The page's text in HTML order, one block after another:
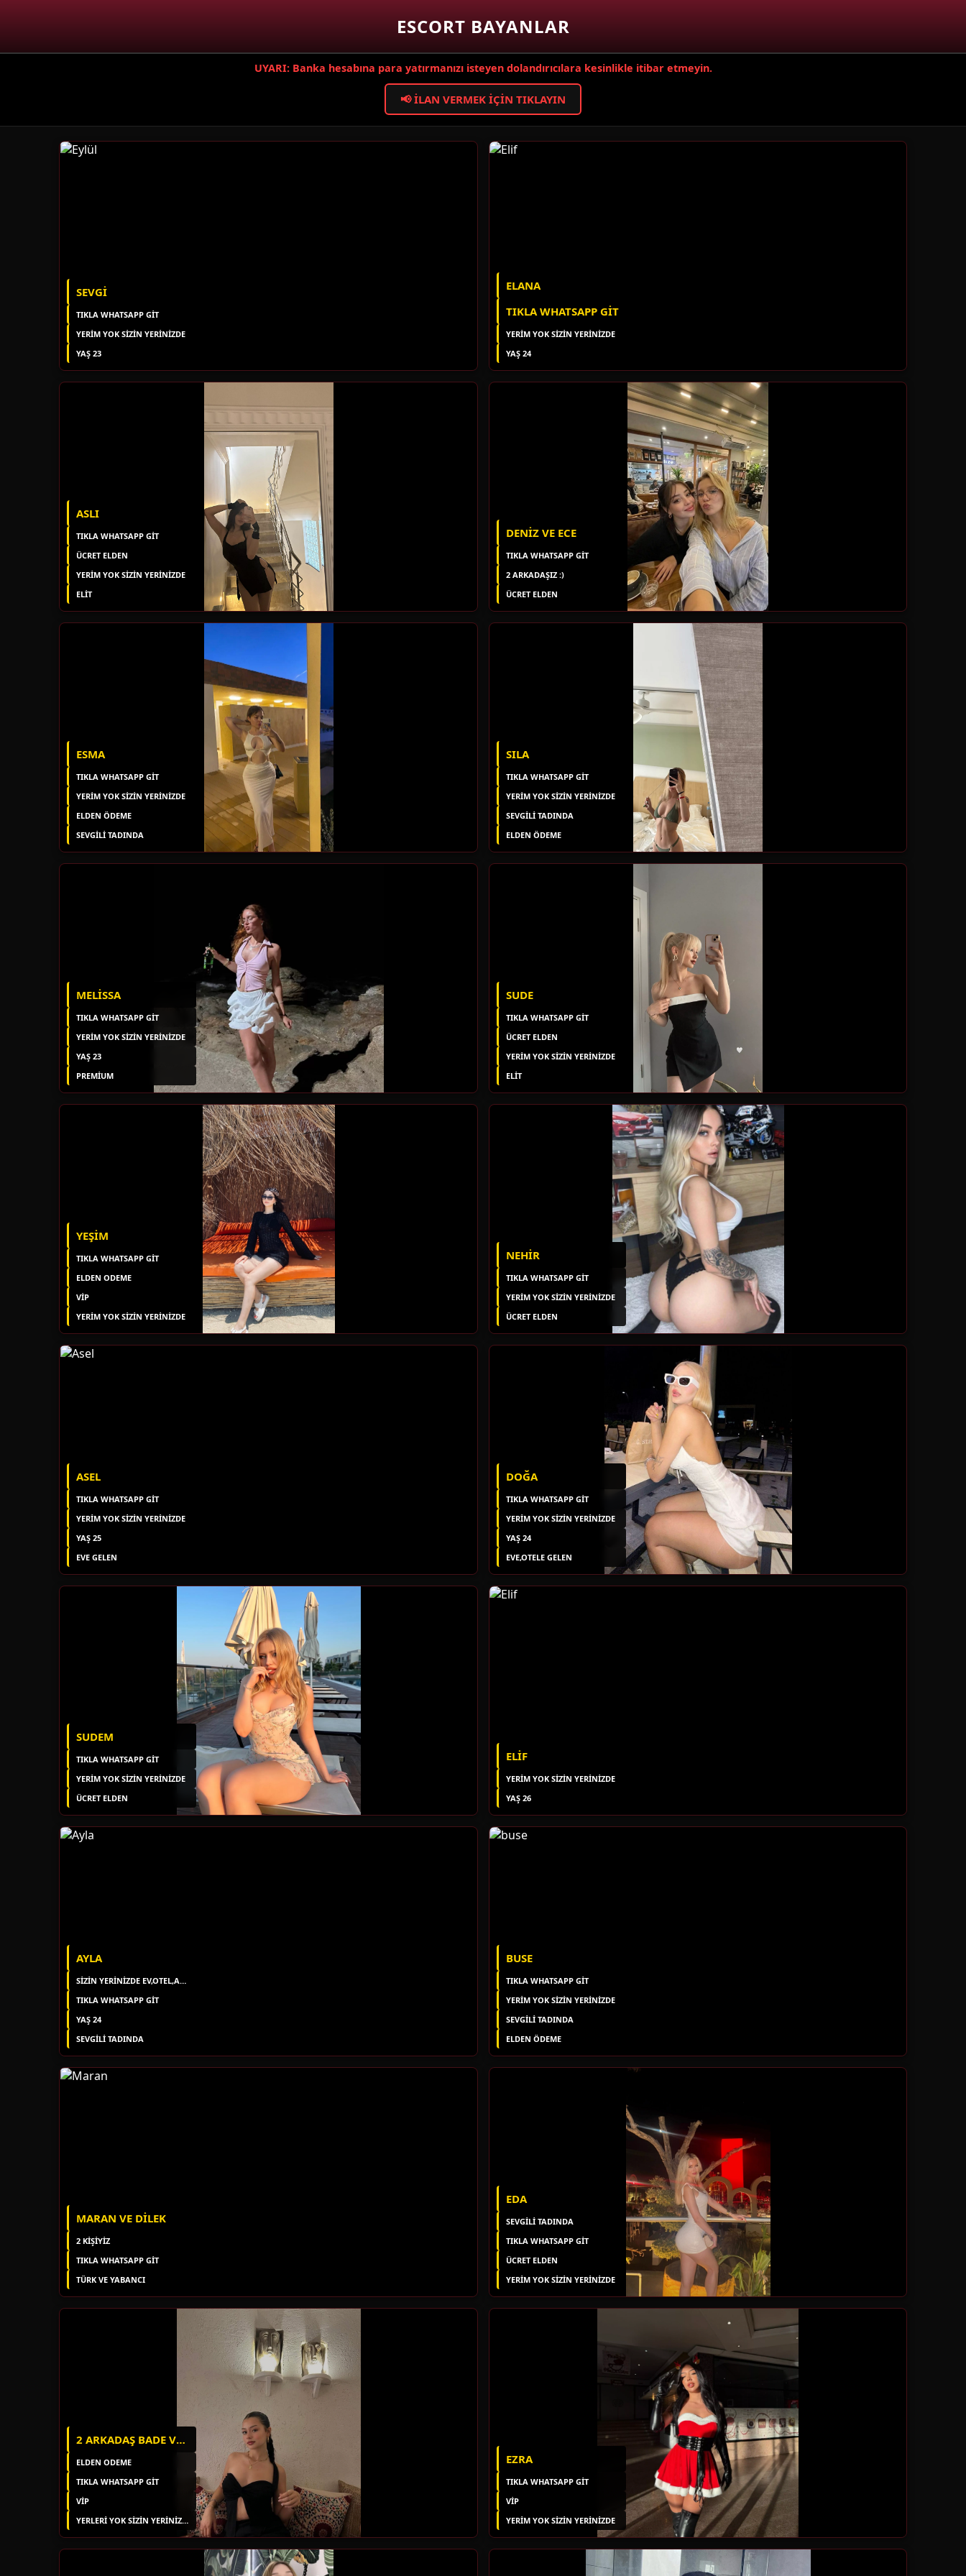
ESCORT BAYANLAR
UYARI: Banka hesabına para yatırmanızı isteyen dolandırıcılara kesinlikle itibar etmeyin.
📢 İLAN VERMEK İÇIN TIKLAYIN
SEVGI
TIKLA WHATSAPP GİT
YERIM YOK SIZIN YERINIZDE
YAŞ 23
ELANA
TIKLA WHATSAPP GIT
YERIM YOK SIZIN YERINIZDE
YAŞ 24
ASLI
TIKLA WHATSAPP GİT
ÜCRET ELDEN
YERIM YOK SIZIN YERINIZDE
ELIT
DENIZ VE ECE
TIKLA WHATSAPP GİT
2 ARKADAŞIZ :)
ÜCRET ELDEN
ESMA
TIKLA WHATSAPP GİT
YERIM YOK SIZIN YERINIZDE
ELDEN ÖDEME
SEVGILI TADINDA
SILA
TIKLA WHATSAPP GİT
YERIM YOK SIZIN YERINIZDE
SEVGİLİ TADINDA
ELDEN ÖDEME
MELISSA
TIKLA WHATSAPP GİT
YERIM YOK SIZIN YERINIZDE
YAŞ 23
PREMIUM
SUDE
TIKLA WHATSAPP GİT
ÜCRET ELDEN
YERIM YOK SIZIN YERINIZDE
ELIT
YEŞIM
TIKLA WHATSAPP GİT
ELDEN ODEME
VİP
YERIM YOK SIZIN YERINIZDE
NEHIR
TIKLA WHATSAPP GİT
YERIM YOK SIZIN YERINIZDE
ÜCRET ELDEN
ASEL
TIKLA WHATSAPP GİT
YERIM YOK SIZIN YERINIZDE
YAŞ 25
EVE GELEN
DOĞA
TIKLA WHATSAPP GİT
YERIM YOK SIZIN YERINIZDE
YAŞ 24
EVE,OTELE GELEN
SUDEM
TIKLA WHATSAPP GİT
YERIM YOK SIZIN YERINIZDE
ÜCRET ELDEN
ELIF
YERIM YOK SIZIN YERINIZDE
YAŞ 26
AYLA
SIZIN YERINIZDE EV,OTEL,APART
TIKLA WHATSAPP GİT
YAŞ 24
SEVGILI TADINDA
BUSE
TIKLA WHATSAPP GİT
YERIM YOK SIZIN YERINIZDE
SEVGİLİ TADINDA
ELDEN ÖDEME
MARAN VE DILEK
2 KIŞIYIZ
TIKLA WHATSAPP GİT
TÜRK VE YABANCI
EDA
SEVGILI TADINDA
TIKLA WHATSAPP GİT
ÜCRET ELDEN
YERIM YOK SIZIN YERINIZDE
2 ARKADAŞ BADE VE SAMIRA
ELDEN ODEME
TIKLA WHATSAPP GİT
VİP
YERLERI YOK SIZIN YERINIZDE
EZRA
TIKLA WHATSAPP GİT
VİP
YERIM YOK SIZIN YERINIZDE